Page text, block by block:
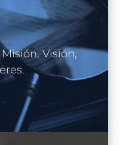
Visión,